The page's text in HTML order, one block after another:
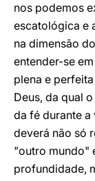
nos podemos
escatológica e
na dimensão
entender-se
plena e
Deus, da qual
da fé durante
deverá não só
"outro mundo"
profundidade,